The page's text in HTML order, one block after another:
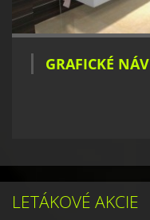
GRAFICKÉ
LETÁKOVÉ AKCIE